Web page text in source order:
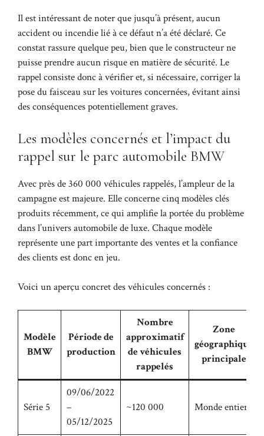
Il est intéressant de noter que jusqu’à présent, aucun
accident ou incendie lié à ce défaut n’a été déclaré. Ce
constat rassure quelque peu, bien que le constructeur ne
puisse prendre aucun risque en matière de sécurité. Le
rappel consiste donc à vérifier et, si nécessaire, corriger la
pose du faisceau sur les voitures concernées, évitant ainsi
des conséquences potentiellement graves.
Les modèles concernés et l’impact du
rappel sur le parc automobile BMW
Avec près de 360 000 véhicules rappelés, l’ampleur de la
campagne est majeure. Elle concerne cinq modèles clés
produits récemment, ce qui amplifie la portée du problème
dans l’univers automobile de luxe. Chaque modèle
représente une part importante des ventes et la confiance
des clients est donc en jeu.
Voici un aperçu concret des véhicules concernés :
Modèle
BMW
Période de
production
Nombre
approximatif
de véhicules
rappelés
Zone
géographique
principale
Série 5
09/06/2022
–
05/12/2025
~120 000 Monde entier